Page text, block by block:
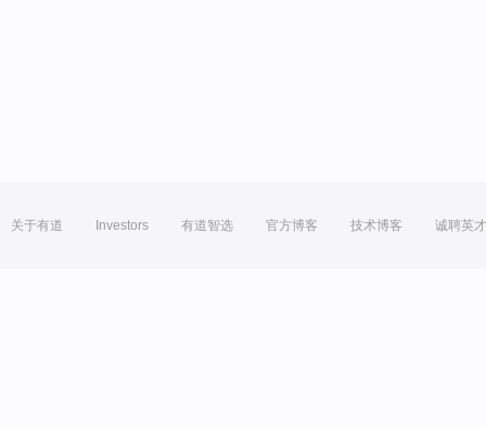
关于有道 Investors 有道智选 官方博客 技术博客 诚聘英才